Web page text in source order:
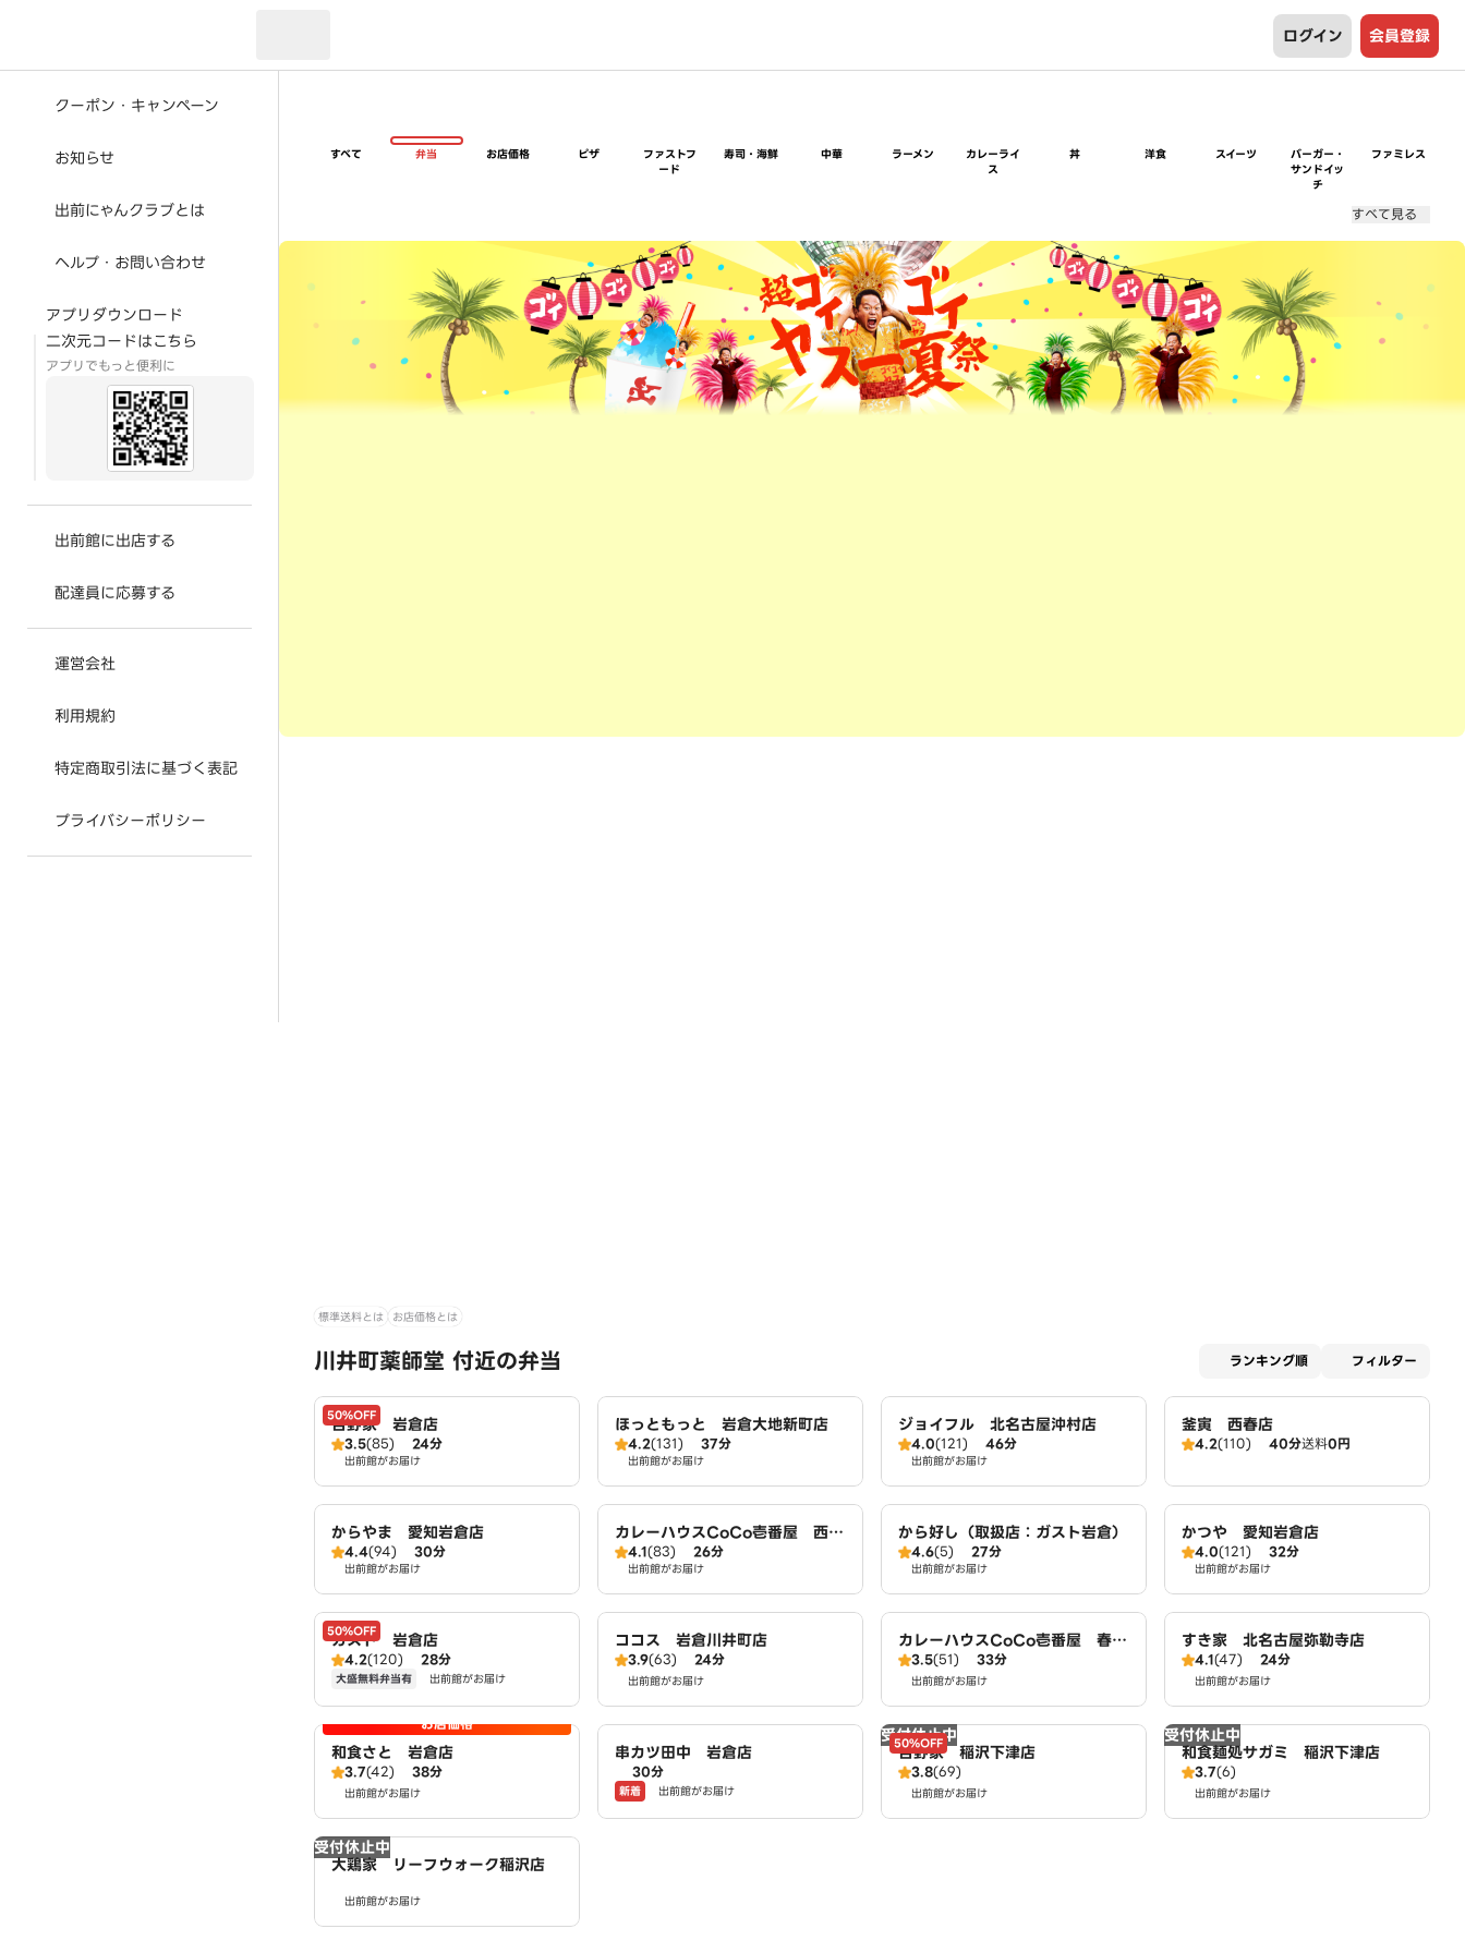
ログイン 会員登録
クーポン・キャンペーン
お知らせ
出前にゃんクラブとは
ヘルプ・お問い合わせ
アプリダウンロード
二次元コードはこちら
アプリでもっと便利に
出前館に出店する
配達員に応募する
運営会社
利用規約
特定商取引法に基づく表記
プライバシーポリシー
すべて 弁当 お店価格 ピザ
ファストフ
ード
寿司・海鮮 中華 ラーメン
カレーライ
ス
丼 洋食 スイーツ
バーガー・
サンドイッ
チ
ファミレス
すべて見る
超ゴイゴイヤスー夏祭
標準送料とは お店価格とは
川井町薬師堂 付近の弁当 ランキング順 フィルター
50%OFF
吉野家 岩倉店
3.5(85) 24分
出前館がお届け
ほっともっと 岩倉大地新町店
4.2(131) 37分
出前館がお届け
ジョイフル 北名古屋沖村店
4.0(121) 46分
出前館がお届け
釜寅 西春店
4.2(110) 40分送料0円
からやま 愛知岩倉店
4.4(94) 30分
出前館がお届け
カレーハウスCoCo壱番屋 西春
店（SD）
4.1(83) 26分
出前館がお届け
から好し（取扱店：ガスト岩倉）
4.6(5) 27分
出前館がお届け
かつや 愛知岩倉店
4.0(121) 32分
出前館がお届け
50%OFF
ガスト 岩倉店
4.2(120) 28分
大盛無料弁当有 出前館がお届け
ココス 岩倉川井町店
3.9(63) 24分
出前館がお届け
カレーハウスCoCo壱番屋 春日
店（SD）
3.5(51) 33分
出前館がお届け
すき家 北名古屋弥勒寺店
4.1(47) 24分
出前館がお届け
お店価格
和食さと 岩倉店
3.7(42) 38分
出前館がお届け
串カツ田中 岩倉店
30分
新着 出前館がお届け
受付休止中
50%OFF
吉野家 稲沢下津店
3.8(69)
出前館がお届け
受付休止中
和食麺処サガミ 稲沢下津店
3.7(6)
出前館がお届け
受付休止中
大鶏家 リーフウォーク稲沢店
出前館がお届け